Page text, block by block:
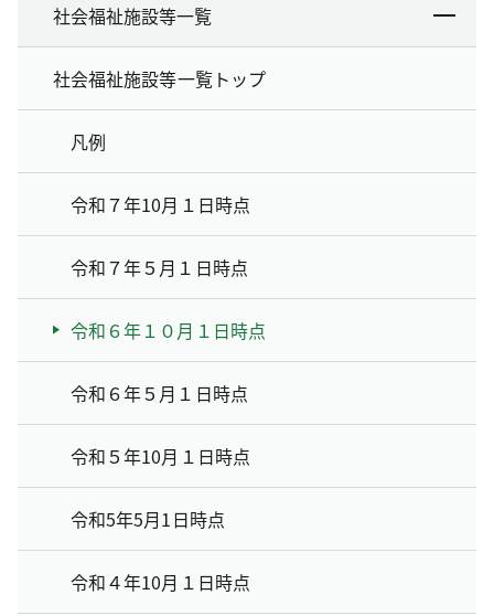
社会福祉施設等一覧
社会福祉施設等一覧トップ
凡例
令和７年10月１日時点
令和７年５月１日時点
令和６年１０月１日時点
令和６年５月１日時点
令和５年10月１日時点
令和5年5月1日時点
令和４年10月１日時点